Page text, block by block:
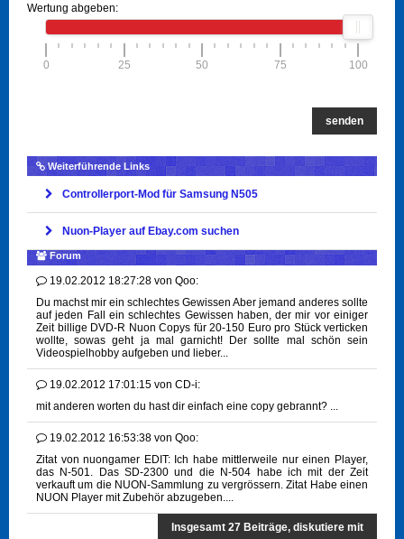
Wertung abgeben:
0 25 50 75 100
senden
Weiterführende Links
Controllerport-Mod für Samsung N505
Nuon-Player auf Ebay.com suchen
Forum
19.02.2012 18:27:28 von Qoo:
Du machst mir ein schlechtes Gewissen Aber jemand anderes sollte
auf jeden Fall ein schlechtes Gewissen haben, der mir vor einiger
Zeit billige DVD-R Nuon Copys für 20-150 Euro pro Stück verticken
wollte, sowas geht ja mal garnicht! Der sollte mal schön sein
Videospielhobby aufgeben und lieber...
19.02.2012 17:01:15 von CD-i:
mit anderen worten du hast dir einfach eine copy gebrannt? ...
19.02.2012 16:53:38 von Qoo:
Zitat von nuongamer EDIT: Ich habe mittlerweile nur einen Player,
das N-501. Das SD-2300 und die N-504 habe ich mit der Zeit
verkauft um die NUON-Sammlung zu vergrössern. Zitat Habe einen
NUON Player mit Zubehör abzugeben....
Insgesamt 27 Beiträge, diskutiere mit